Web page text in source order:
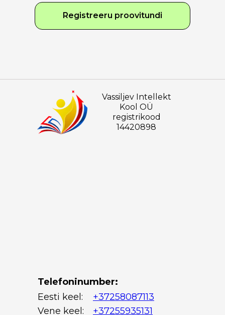
Registreeru proovitundi
Vassiljev Intellekt
Kool OÜ
registrikood
14420898
Vene keel: +37255935131
Eesti keel: +37258087113
Telefoninumber: